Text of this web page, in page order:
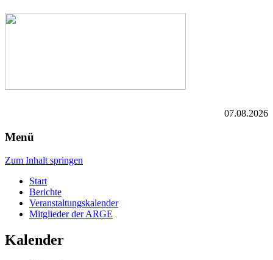
07.08.2026
Menü
Zum Inhalt springen
Start
Berichte
Veranstaltungskalender
Mitglieder der ARGE
Kalender